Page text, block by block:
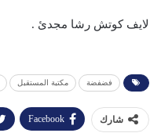
لايف كوتش رشا مجدئ .
فضفضة مكتبة المستقبل
شارك Facebook